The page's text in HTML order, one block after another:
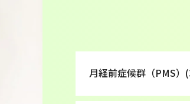
月経前症候群（PMS）